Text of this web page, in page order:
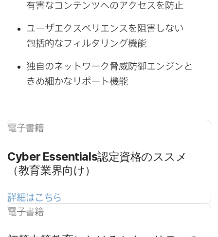
有害な​コンテンツへの​アクセスを​防止
ユーザエクスペリエンスを​阻害しない​
包括的な​フィルタリング機能
独自の​ネットワーク脅威防御エンジンと​
きめ細かなリポート機能
電子書籍
Cyber Essentials認定資格の​ススメ​
（教育業界向け）
詳細は​こちら
電子書籍